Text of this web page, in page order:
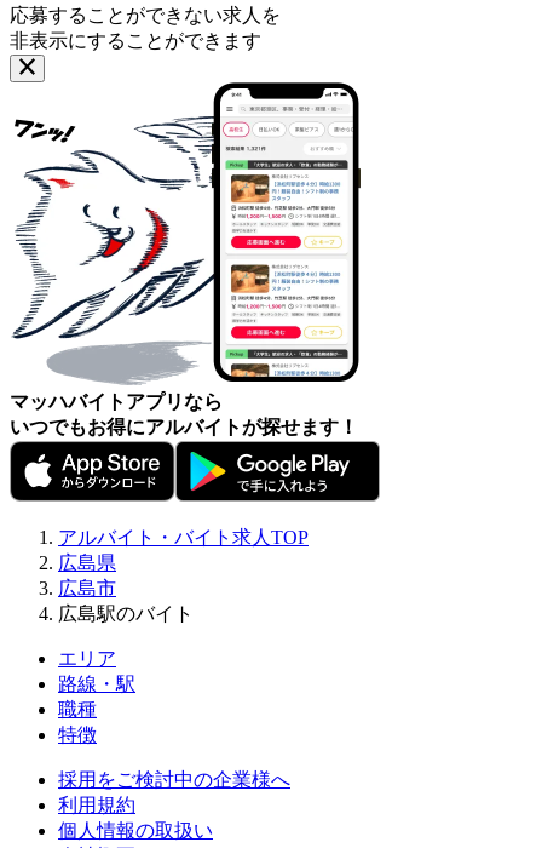
応募することができない求人を
非表示にすることができます
マッハバイトアプリなら
いつでもお得にアルバイトが探せます！
アルバイト・バイト求人TOP
広島県
広島市
広島駅のバイト
エリア
路線・駅
職種
特徴
採用をご検討中の企業様へ
利用規約
個人情報の取扱い